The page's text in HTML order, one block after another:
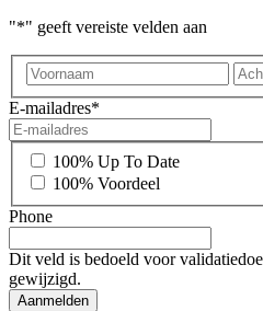
"*" geeft vereiste velden aan
E-mailadres*
*
100% Up To Date
100% Voordeel
Phone
Dit veld is bedoeld voor
gewijzigd.